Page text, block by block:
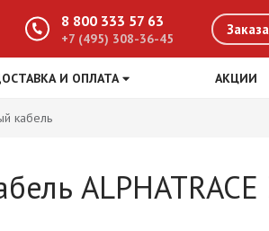
8 800 333 57 63
+7 (495) 308-36-45
И ОПЛАТА АКЦИИ
кабель
ALPHATRACE